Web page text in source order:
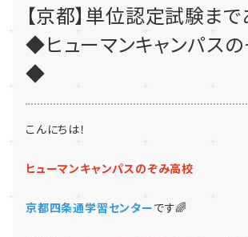
【京都】単位認定試験まで
◆ヒューマンキャンパス
◆
こんにちは！
ヒューマンキャンパスのぞみ高校
京都四条通学習センターです🌈